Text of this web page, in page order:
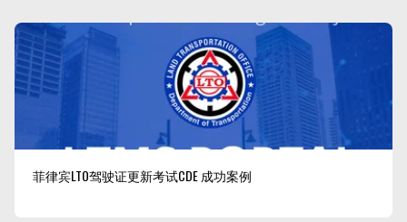
菲律宾LTO驾驶证更新考试CDE 成功案例